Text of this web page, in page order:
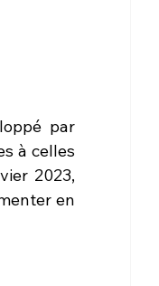
par
à celles
2023,
en